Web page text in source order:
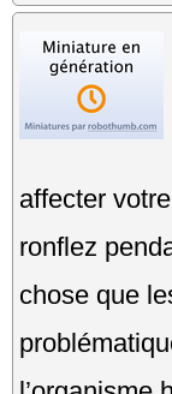
affecter
ronflez
chose que